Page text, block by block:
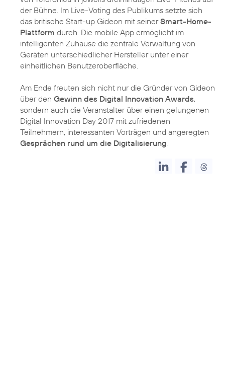
der Bühne. Im Live-Voting des Publikums setzte sich
das britische Start-up Gideon mit seinerSmart-Home-
Plattform durch. Die mobile App ermöglicht im
intelligenten Zuhause die zentrale Verwaltung von
Geräten unterschiedlicher Hersteller unter einer
einheitlichen Benutzeroberfläche.
Am Ende freuten sich nicht nur die Gründer von Gideon
über den Gewinn des Digital Innovation Awards,
sondern auch die Veranstalter über einen gelungenen
Digital Innovation Day 2017 mit zufriedenen
Teilnehmern, interessanten Vorträgen und angeregten
Gesprächen rund um die Digitalisierung.